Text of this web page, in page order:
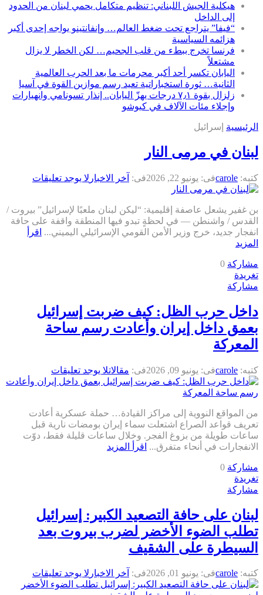
هيكلية الجيش اللبناني: تنظيم متكامل يحمي لبنان من الحدود
إلى الداخل
“فيفا” يتراجع تحت ضغط العالم… وإنفانتينو يواجه إحدى أكبر
هزائمه السياسية
فرنسا تخرج ببطء من قلب الجحيم… لكن الخطر لا يزال
مشتعلاً
اليابان تكسر أحد أكبر محرمات ما بعد الحرب العالمية
الثانية… ثورة استخباراتية تعيد رسم موازين القوة في آسيا
زلزال بقوة ٧٫١ درجات يهزّ اليابان.. إنذار تسونامي وانهيارات
وإجلاء مئات الآلاف في كيوشو
الرئيسية إسرائيل
لبنان في مرمى النار
كتبه: caroleفى: يونيو 22, 2026 فى: آخر الاخبار لا يوجد تعليقات
بن غفير يشعل عاصفة إقليمية: “ليكن لبنان ملعبًا لإسرائيل” بيروت /
القدس / واشنطن — في لحظةٍ تبدو فيها المنطقة واقفة على حافة
انفجار جديد، خرج وزير الأمن القومي الإسرائيلي اليميني... اقرأ
المزيد
مشاركة 0
تغريدة
مشاركة
داخل حرب الظل: كيف ضربت إسرائيل
بعمق داخل إيران وأعادت رسم ساحة
المعركة
كتبه: caroleفى: يونيو 09, 2026 فى: مقالاتلا يوجد تعليقات
من المواقع النووية إلى مراكز القيادة… حملة عسكرية أعادت
تعريف قواعد الصراع اشتعلت سماء إيران بومضات نارية قبل
ساعات طويلة من بزوغ الفجر. وخلال ساعات قليلة فقط، دوّت
الانفجارات في أنحاء متفرق... اقرأ المزيد
مشاركة 0
تغريدة
مشاركة
لبنان على حافة التصعيد الكبير: إسرائيل
تطلب الضوء الأخضر لضرب بيروت بعد
السيطرة على الشقيف
كتبه: caroleفى: يونيو 01, 2026 فى: آخر الاخبار لا يوجد تعليقات